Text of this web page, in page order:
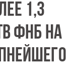
1,3
ФНБ НА